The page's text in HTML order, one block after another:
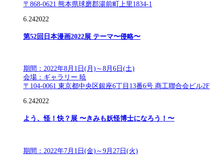
〒868-0621 熊本県球磨郡湯前町上里1834-1
6.242022
第52回日本漫画2022展 テーマ〜侵略〜
期間：2022年8月1日(月)～8月6日(土)
会場：ギャラリー 暁
〒104-0061 東京都中央区銀座6丁目13番6号 商工聯合会ビル2F
6.242022
よう、怪！快？展 〜きみも妖怪博士になろう！〜
期間：2022年7月1日(金)～9月27日(火)